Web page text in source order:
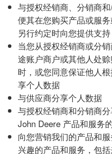
与授权经销商、分销商
便其在您购买产品或服
另行约定时向您提供支持
当您从授权经销商或分
途账户商户或其他人处
时，或您同意保证他人
享个人数据
与供应商分享个人数据
与授权经销商和分销商
John Deere 产品和服务
向您营销我们的产品和
兴趣的产品和服务，包